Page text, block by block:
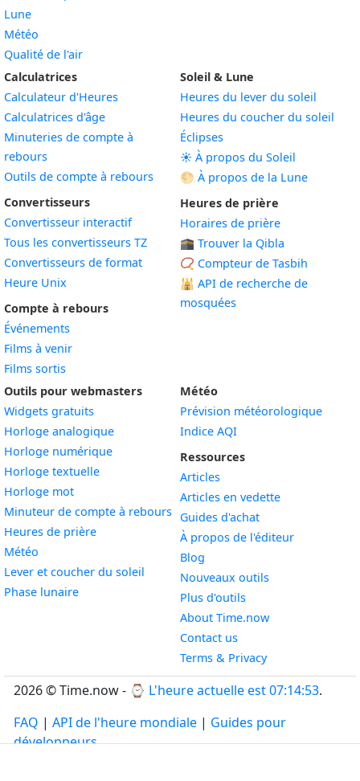
Lune
Météo
Qualité de l'air
Calculatrices
Calculateur d'Heures
Calculatrices d'âge
Minuteries de compte à
rebours
Outils de compte à rebours
Convertisseurs
Convertisseur interactif
Tous les convertisseurs TZ
Convertisseurs de format
Heure Unix
Compte à rebours
Événements
Films à venir
Films sortis
Soleil & Lune
Heures du lever du soleil
Heures du coucher du soleil
Éclipses
☀️ À propos du Soleil
🌕 À propos de la Lune
Heures de prière
Horaires de prière
🕋 Trouver la Qibla
📿 Compteur de Tasbih
🕌 API de recherche de
mosquées
Outils pour webmasters
Widgets gratuits
Horloge analogiqueWidget
Horloge numériqueWidget
Horloge textuelleWidget
Horloge motWidget
Minuteur de compte à rebours Widget
Heures de prièreWidget
Météo
Lever et coucher du soleil
Phase lunaireWidget
Météo
Prévision météorologique
Indice AQI
Ressources
Articles
Articles en vedette
Guides d'achat
À propos de l'éditeur
Blog
Nouveaux outils
Plus d'outils
About Time.now
Contact us
Terms & Privacy
2026 © Time.now - ⌚ L'heure actuelle est 07:14:54.
FAQ | API de l'heure mondiale | Guides pour
développeurs